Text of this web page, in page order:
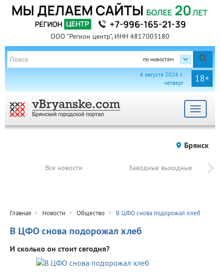
ООО "Регион центр", ИНН 4817003180
по новостям
18+
6 августа 2026 г.
четверг
Toggle
Брянск
Все новости Заводные выходные
Главная Новости Общество В ЦФО снова подорожал хлеб
В ЦФО снова подорожал хлеб
И сколько он стоит сегодня?